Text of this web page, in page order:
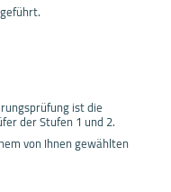
ist die
der Stufen 1 und 2.
von Ihnen gewählten